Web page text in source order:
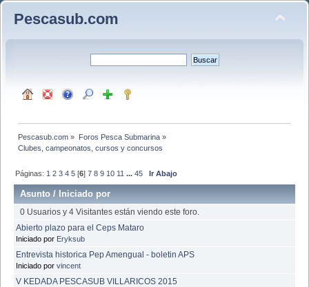
Pescasub.com
Pescasub.com » Foros Pesca Submarina»
Clubes, campeonatos, cursos y concursos
Páginas: 1 2 3 4 5 [6]7 8 9 10 11 ...45 Ir Abajo
Asunto /Iniciado por
0 Usuarios y 4 Visitantes están viendo este foro.
Abierto plazo para el Ceps Mataro
Iniciado por Eryksub
Entrevista historica Pep Amengual - boletin APS
Iniciado por vincent
V KEDADA PESCASUB VILLARICOS 2015